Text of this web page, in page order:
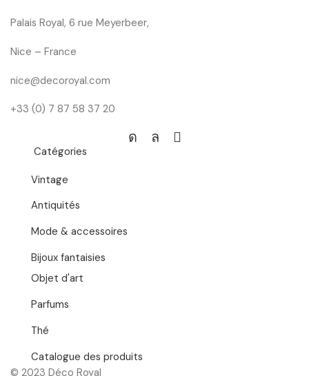
Palais Royal, 6 rue Meyerbeer,
Nice – France
nice@decoroyal.com
+33 (0) 7 87 58 37 20
Instagram
Whatsapp
Email
Catégories
Vintage
Antiquités
Mode & accessoires
Bijoux fantaisies
Objet d'art
Parfums
Thé
Catalogue des produits
© 2023 Déco Royal